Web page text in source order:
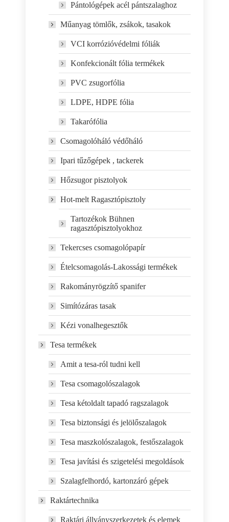
Pántológépek acél pántszalaghoz
Műanyag tömlők, zsákok, tasakok
VCI korrózióvédelmi fóliák
Konfekcionált fólia termékek
PVC zsugorfólia
LDPE, HDPE fólia
Takarófólia
Csomagolóháló védőháló
Ipari tűzőgépek , tackerek
Hőzsugor pisztolyok
Hot-melt Ragasztópisztoly
Tartozékok Bühnen
ragasztópisztolyokhoz
Tekercses csomagolópapír
Ételcsomagolás-Lakossági termékek
Rakományrögzítő spanifer
Simítózáras tasak
Kézi vonalhegesztők
Tesa termékek
Amit a tesa-ról tudni kell
Tesa csomagolószalagok
Tesa kétoldalt tapadó ragszalagok
Tesa biztonsági és jelölőszalagok
Tesa maszkolószalagok, festőszalagok
Tesa javítási és szigetelési megoldások
Szalagfelhordó, kartonzáró gépek
Raktártechnika
Raktári állványszerkezetek és elemek